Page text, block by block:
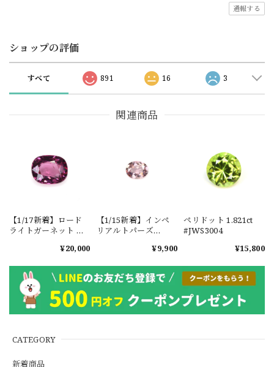
CATEGORY
新着商品
通報する
ショップの評価
すべて 891 16 3
関連商品
【1/17新着】ロード
ライトガーネット タ
1.601ct【ソーティン
¥20,000
【1/15新着】インペ
リアルトパーズ
¥9,900
ペリドット 1.821ct
#JWS3004
¥15,800